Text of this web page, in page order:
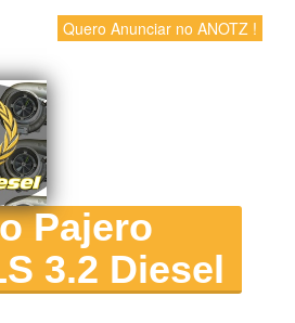
Quero Anunciar no ANOTZ !
Pajero
3.2 Diesel